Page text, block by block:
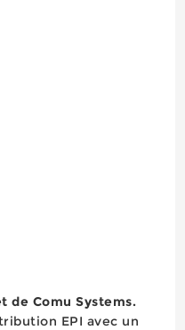
de Comu Systems.
EPI avec un